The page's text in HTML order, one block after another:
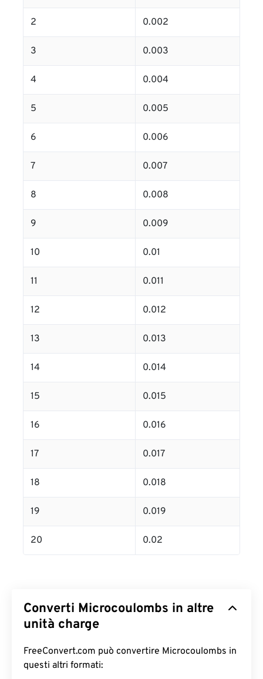
2 0.002
3 0.003
4 0.004
5 0.005
6 0.006
7 0.007
8 0.008
9 0.009
10 0.01
11 0.011
12 0.012
13 0.013
14 0.014
15 0.015
16 0.016
17 0.017
18 0.018
19 0.019
20 0.02
Converti Microcoulombs in altre
unità charge
FreeConvert.com può convertire Microcoulombs in
questi altri formati: